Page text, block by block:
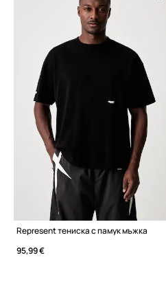
Represent тениска с памук мъжка
95,99 €